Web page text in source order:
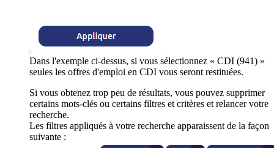
Dans l'exemple ci-dessus, si vous sélectionnez « CDI (941) »
seules les offres d'emploi en CDI vous seront restituées.
Si vous obtenez trop peu de résultats, vous pouvez supprimer
certains mots-clés ou certains filtres et critères et relancer votre
recherche.
Les filtres appliqués à votre recherche apparaissent de la façon
suivante :